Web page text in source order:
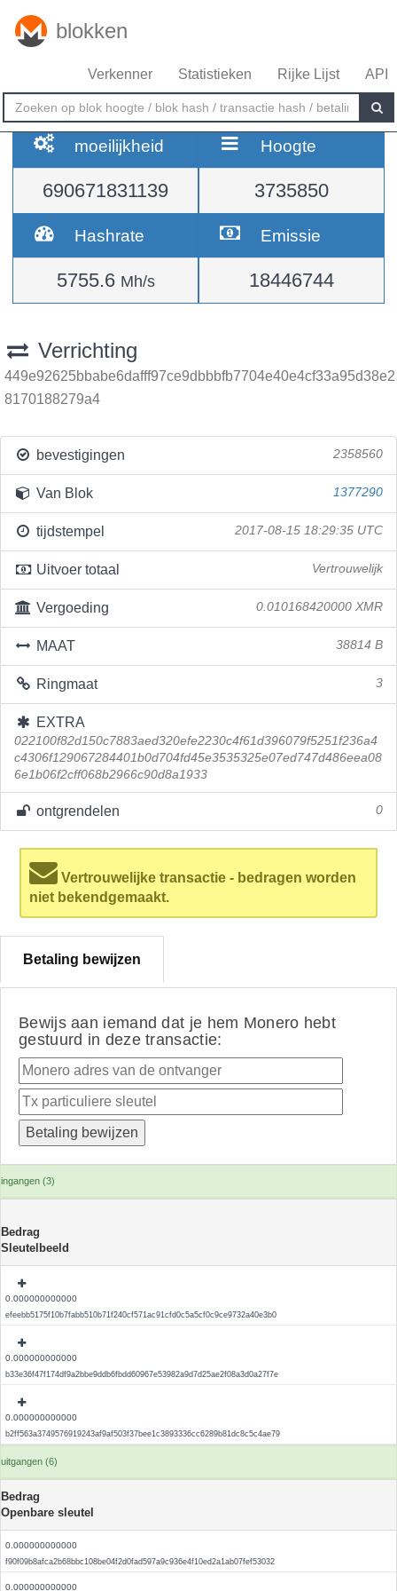
blokken
Verkenner Statistieken Rijke Lijst API
moeilijkheid
690671831139
Hoogte
3735850
Hashrate
5755.6 Mh/s
Emissie
18446744
Verrichting
449e92625bbabe6dafff97ce9dbbbfb7704e40e4cf33a95d38e2
8170188279a4
bevestigingen 2358560
Van Blok 1377290
tijdstempel 2017-08-15 18:29:35 UTC
Uitvoer totaal Vertrouwelijk
Vergoeding 0.010168420000 XMR
MAAT 38814 B
Ringmaat 3
EXTRA
022100f82d150c7883aed320efe2230c4f61d396079f5251f236a4
c4306f129067284401b0d704fd45e3535325e07ed747d486eea08
6e1b06f2cff068b2966c90d8a1933
ontgrendelen 0
Vertrouwelijke transactie - bedragen worden
niet bekendgemaakt.
Betaling bewijzen
Bewijs aan iemand dat je hem Monero hebt
gestuurd in deze transactie:
ingangen (3)
Bedrag
Sleutelbeeld
0.000000000000
efeebb5175f10b7fabb510b71f240cf571ac91cfd0c5a5cf0c9ce9732a40e3b0
0.000000000000
b33e36f47f174df9a2bbe9ddb6fbdd60967e53982a9d7d25ae2f08a3d0a27f7e
0.000000000000
b2ff563a3749576919243af9af503f37bee1c3893336cc6289b81dc8c5c4ae79
uitgangen (6)
Bedrag
Openbare sleutel
0.000000000000
f90f09b8afca2b68bbc108be04f2d0fad597a9c936e4f10ed2a1ab07fef53032
0.000000000000